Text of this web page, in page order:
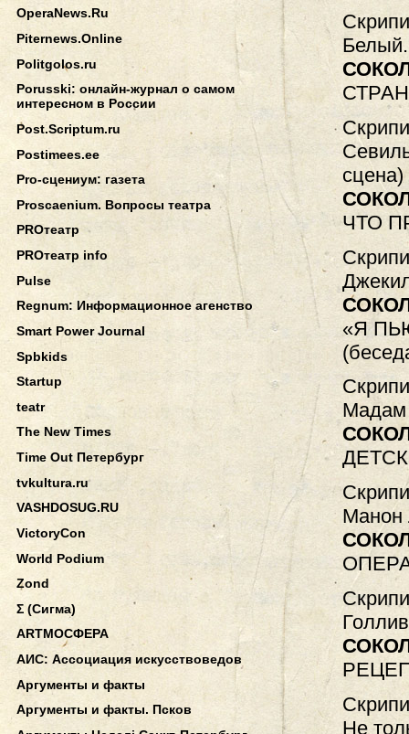
сцена)
ЧТО
«Я
Мадам
Манон
Не
OperaNews.Ru
Piternews.Online
Politgolos.ru
Porusski: онлайн-журнал о самом
интересном в России
Post.Scriptum.ru
Postimees.ee
Pro-сцениум: газета
Proscaenium. Вопросы театра
PROтеатр
PROтеатр info
Pulse
Regnum: Информационное агенство
Smart Power Journal
Spbkids
Startup
teatr
The New Times
Time Out Петербург
tvkultura.ru
VASHDOSUG.RU
VictoryCon
World Podium
Zond
Σ (Сигма)
АRТМОСФЕРА
АИС: Ассоциация искусствоведов
Аргументы и факты
Аргументы и факты. Псков